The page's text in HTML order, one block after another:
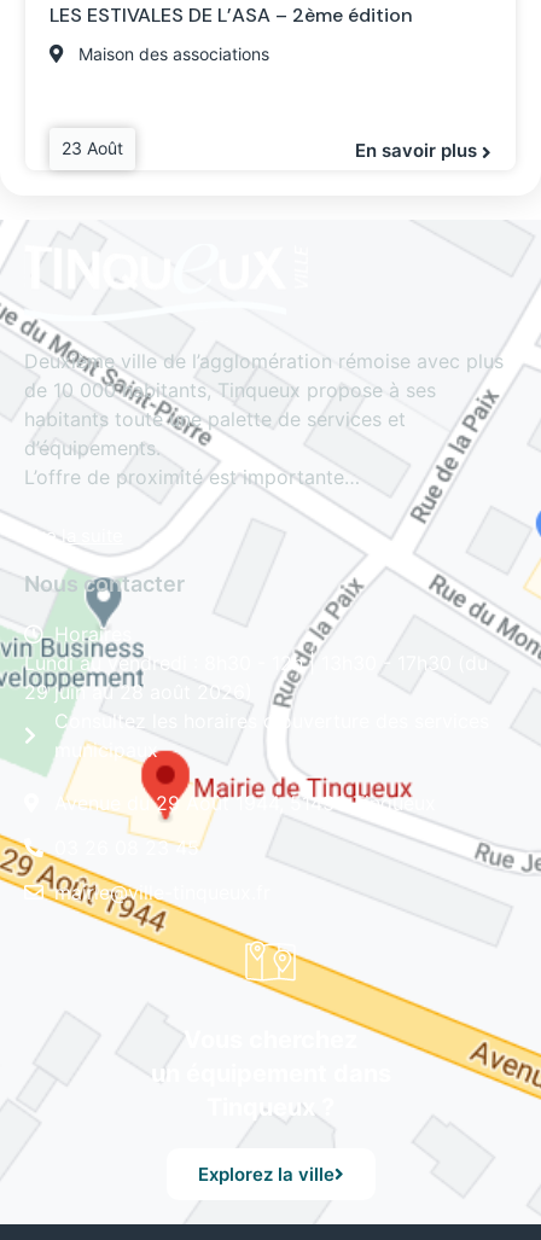
LES ESTIVALES DE L’ASA – 2ème édition
Maison des associations
23 Août En savoir plus
Deuxième ville de l’agglomération rémoise avec plus
de 10 000 habitants, Tinqueux propose à ses
habitants toute une palette de services et
d’équipements.
L’offre de proximité est importante…
Lire la suite
Nous contacter
Horaires
Lundi au vendredi : 8h30 - 12h | 13h30 - 17h30 (du
29 juin au 28 août 2026)
Consultez les horaires d'ouverture des services
municipaux
Avenue du 29 Août 1944, 51430 Tinqueux
03 26 08 23 45
mairie@ville-tinqueux.fr
Vous cherchez
un équipement dans
Tinqueux ?
Explorez la ville